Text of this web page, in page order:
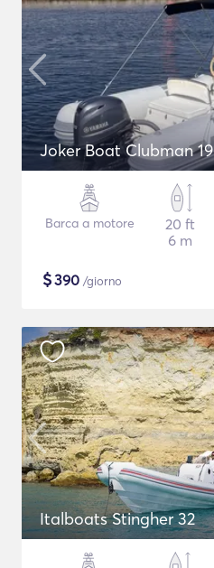
Joker Boat Clubman 19
Barca a motore
20 ft
6 m
$390 /giorno
Italboats Stingher 32